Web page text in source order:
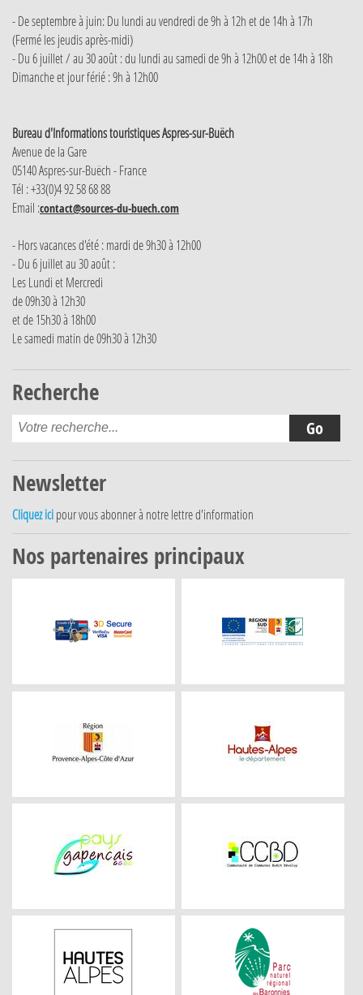
- De septembre à juin: Du lundi au vendredi de 9h à 12h et de 14h à 17h
(Fermé les jeudis après-midi)
- Du 6 juillet / au 30 août : du lundi au samedi de 9h à 12h00 et de 14h à 18h
Dimanche et jour férié : 9h à 12h00
Bureau d'Informations touristiques Aspres-sur-Buëch
Avenue de la Gare
05140 Aspres-sur-Buëch - France
Tél : +33(0)4 92 58 68 88
Email :contact@sources-du-buech.com
- Hors vacances d'été : mardi de 9h30 à 12h00
- Du 6 juillet au 30 août :
Les Lundi et Mercredi
de 09h30 à 12h30
et de 15h30 à 18h00
Le samedi matin de 09h30 à 12h30
Recherche
Newsletter
Cliquez ici pour vous abonner à notre lettre d'information
Nos partenaires principaux